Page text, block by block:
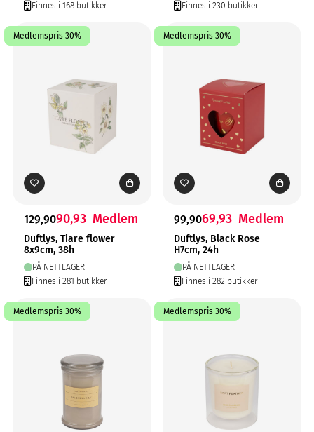
Finnes i 168 butikker
Finnes i 230 butikker
Medlemspris 30%
90,93 Medlem
129,90
Duftlys, Tiare flower
8x9cm, 38h
PÅ NETTLAGER
Finnes i 281 butikker
Medlemspris 30%
69,93 Medlem
99,90
Duftlys, Black Rose
H7cm, 24h
PÅ NETTLAGER
Finnes i 282 butikker
Medlemspris 30% Medlemspris 30%